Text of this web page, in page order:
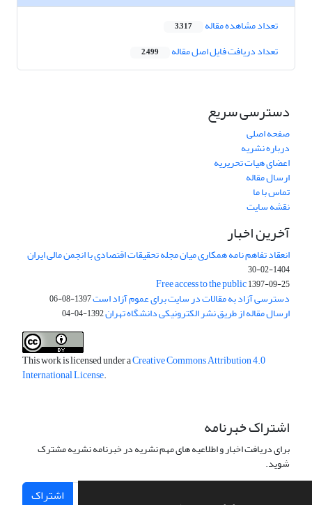
تعداد مشاهده مقاله 3,317
تعداد دریافت فایل اصل مقاله 2,499
دسترسی سریع
صفحه اصلی
درباره نشریه
اعضای هیات تحریریه
ارسال مقاله
تماس با ما
نقشه سایت
آخرین اخبار
انعقاد تفاهم نامه همکاری میان مجله تحقیقات اقتصادی با انجمن مالی ایران
1404-02-30
Free access to the public1397-09-25
دسترسی آزاد به مقالات در سایت برای عموم آزاد است1397-08-06
ارسال مقاله از طریق نشر الکترونیکی دانشگاه تهران1392-04-04
This work is licensed under aCreative Commons Attribution 4.0
International License.
اشتراک خبرنامه
برای دریافت اخبار و اطلاعیه های مهم نشریه در خبرنامه نشریه مشترک
شوید.
اشتراک